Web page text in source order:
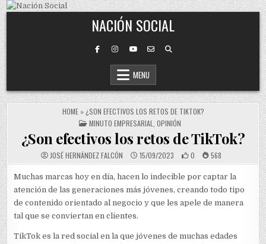
Skip to content
NACIÓN SOCIAL
MENU
HOME» ¿SON EFECTIVOS LOS RETOS DE TIKTOK?
POSTED IN
MINUTO EMPRESARIAL OPINIÓN
¿Son efectivos los retos de TikTok?
JOSÉ HERNÁNDEZ FALCÓN 15/09/2023 0 568
Muchas marcas hoy en día, hacen lo indecible por captar la
atención de las generaciones más jóvenes, creando todo tipo
de contenido orientado al negocio y que les apele de manera
tal que se conviertan en clientes.
TikTok es la red social en la que jóvenes de muchas edades